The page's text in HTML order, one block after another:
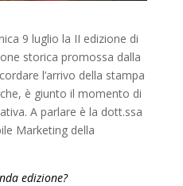
9 luglio la II edizione di
storica promossa dalla
l’arrivo della stampa
è giunto il momento di
A parlare è la dott.ssa
Marketing della
edizione?